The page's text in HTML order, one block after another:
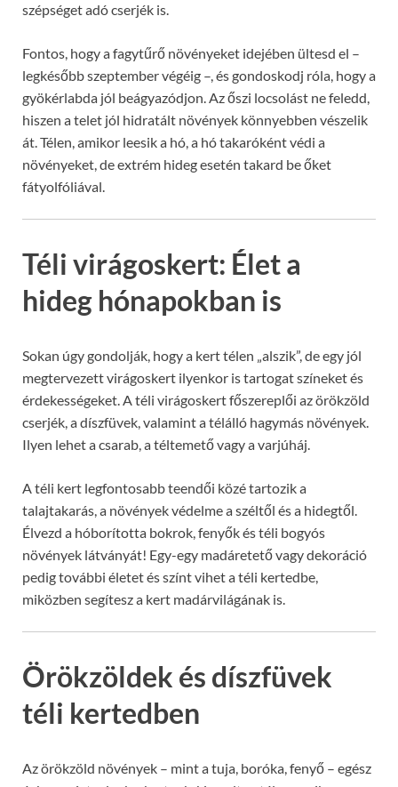
szépséget adó cserjék is.
Fontos, hogy a fagytűrő növényeket idejében ültesd el –
legkésőbb szeptember végéig –, és gondoskodj róla, hogy a
gyökérlabda jól beágyazódjon. Az őszi locsolást ne feledd,
hiszen a telet jól hidratált növények könnyebben vészelik
át. Télen, amikor leesik a hó, a hó takaróként védi a
növényeket, de extrém hideg esetén takard be őket
fátyolfóliával.
Téli virágoskert: Élet a
hideg hónapokban is
Sokan úgy gondolják, hogy a kert télen „alszik”, de egy jól
megtervezett virágoskert ilyenkor is tartogat színeket és
érdekességeket. A téli virágoskert főszereplői az örökzöld
cserjék, a díszfüvek, valamint a télálló hagymás növények.
Ilyen lehet a csarab, a téltemető vagy a varjúháj.
A téli kert legfontosabb teendői közé tartozik a
talajtakarás, a növények védelme a széltől és a hidegtől.
Élvezd a hóborította bokrok, fenyők és téli bogyós
növények látványát! Egy-egy madáretető vagy dekoráció
pedig további életet és színt vihet a téli kertedbe,
miközben segítesz a kert madárvilágának is.
Örökzöldek és díszfüvek
téli kertedben
Az örökzöld növények – mint a tuja, boróka, fenyő – egész